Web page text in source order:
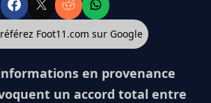
Foot11.com sur Google
en provenance
un accord total entre